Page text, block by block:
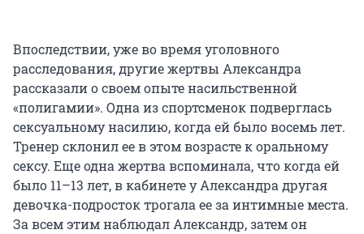
Впоследствии, уже во время уголовного
расследования, другие жертвы Александра
рассказали о своем опыте насильственной
«полигамии». Одна из спортсменок подверглась
сексуальному насилию, когда ей было восемь лет.
Тренер склонил ее в этом возрасте к оральному
сексу. Еще одна жертва вспоминала, что когда ей
было 11–13 лет, в кабинете у Александра другая
девочка-подросток трогала ее за интимные места.
За всем этим наблюдал Александр, затем он